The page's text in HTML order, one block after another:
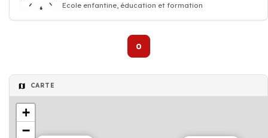
Ecole enfantine, éducation et formation
0
CARTE
+
−